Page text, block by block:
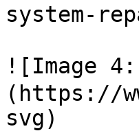
system-
![Image 4:
(https://
svg)